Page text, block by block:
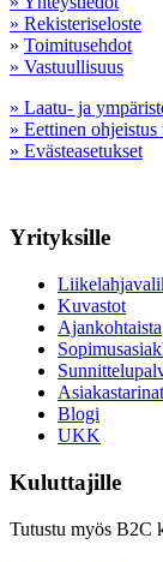
» Rekisteriseloste
» Toimitusehdot
» Vastuullisuus
» Laatu- ja
» Eettinen
» Evästeasetukset
Yrityksille
Kuvastot
Ajankohtaista
Asiakastarinat
Blogi
UKK
Kuluttajille
Tutustu myös B2C